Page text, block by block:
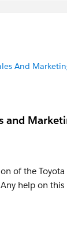
And
and
of the Toyota
help on